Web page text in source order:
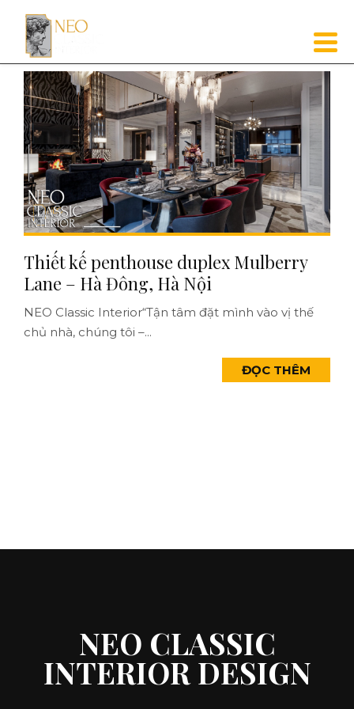
Thiết kế penthouse duplex Mulberry
Lane – Hà Đông, Hà Nội
NEO Classic Interior“Tận tâm đặt mình vào vị thế
chủ nhà, chúng tôi –...
ĐỌC THÊM
NEO CLASSIC
INTERIOR DESIGN